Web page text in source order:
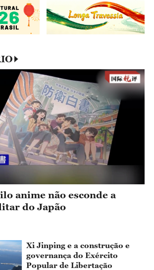
anime não esconde a
do Japão
Xi Jinping e a construção e
governança do Exército
Popular de Libertação